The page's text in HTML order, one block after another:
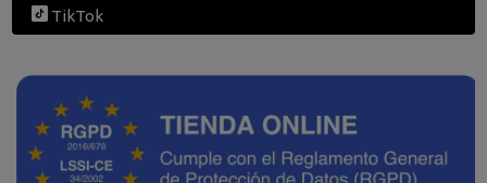
TikTok